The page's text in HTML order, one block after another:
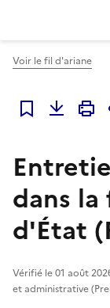
Voir le fil d'ariane
Ajouter à
dans
d'État
Vérifié le 01 août
et administrative